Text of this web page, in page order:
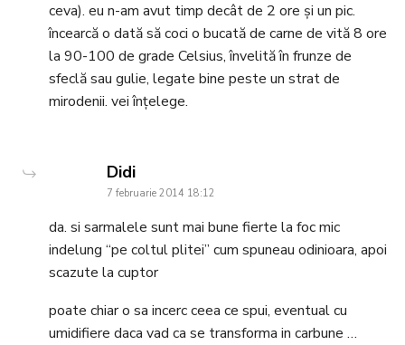
ceva). eu n-am avut timp decât de 2 ore și un pic.
încearcă o dată să coci o bucată de carne de vită 8 ore
la 90-100 de grade Celsius, învelită în frunze de
sfeclă sau gulie, legate bine peste un strat de
mirodenii. vei înțelege.
Didisays:
7 februarie 2014 18:12
da. si sarmalele sunt mai bune fierte la foc mic
indelung “pe coltul plitei” cum spuneau odinioara, apoi
scazute la cuptor
poate chiar o sa incerc ceea ce spui, eventual cu
umidifiere daca vad ca se transforma in carbune …